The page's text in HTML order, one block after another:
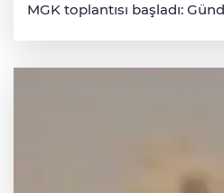
MGK toplantısı başladı: